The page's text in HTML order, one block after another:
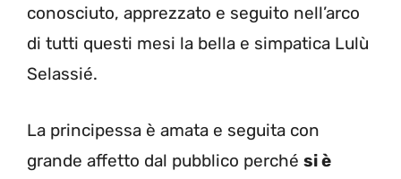
conosciuto, apprezzato e seguito nell’arco
di tutti questi mesi la bella e simpatica Lulù
Selassié.
La principessa è amata e seguita con
grande affetto dal pubblico perché si è